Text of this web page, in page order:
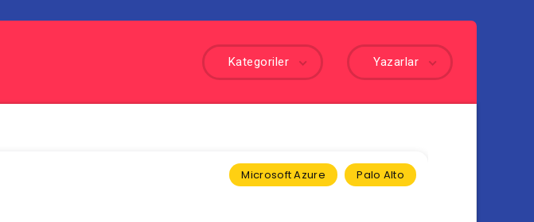
Yazarlar
Kategoriler
Microsoft Azure Palo Alto